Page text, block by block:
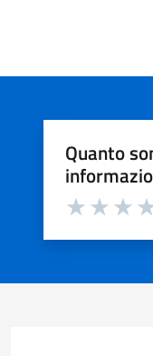
Quanto
Valuta da 1 a 5